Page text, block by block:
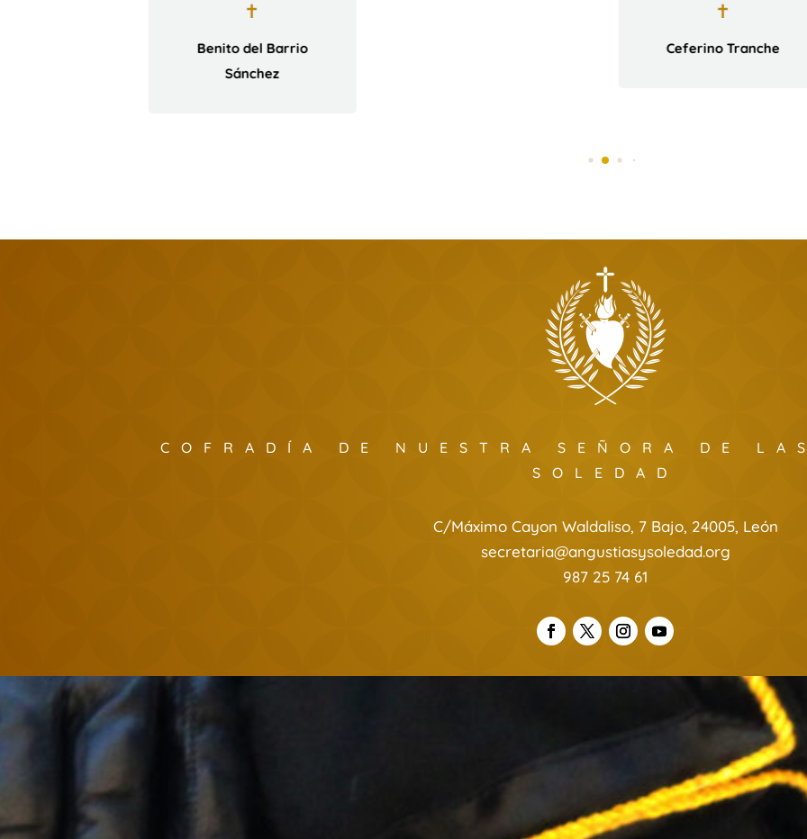
✝
Benito del Barrio
Sánchez
✝
Ceferino Tranche
COFRADÍA DE NUESTRA SEÑORA DE
SOLEDAD
C/Máximo Cayon Waldaliso, 7 Bajo, 24005, León
secretaria@angustiasysoledad.org
987 25 74 61